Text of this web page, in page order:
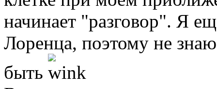
начинает "разговор". Я
Лоренца, поэтому не
быть